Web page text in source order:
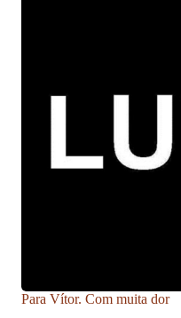
Para Vítor. Com muita dor